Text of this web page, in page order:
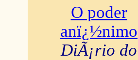
O poder
anï¿½nimo
DiÃ¡rio do